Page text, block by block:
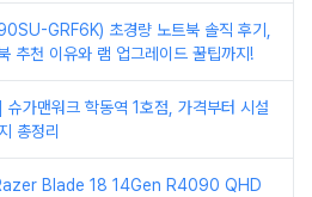
GRF6K) 초경량 노트북 솔직 후기,
추천 이유와 램 업그레이드 꿀팁까지!
슈가맨워크 학동역 1호점, 가격부터 시설
총정리
Blade 18 14Gen R4090 QHD